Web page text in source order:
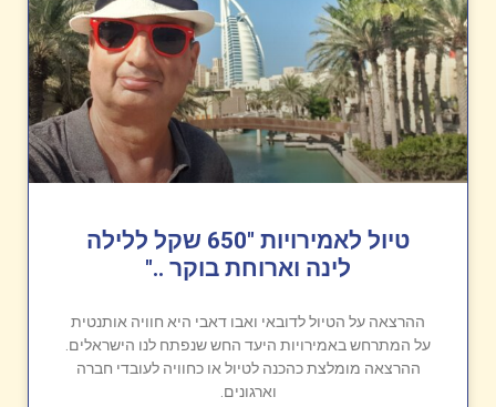
טיול לאמירויות "650 שקל ללילה
לינה וארוחת בוקר .."
ההרצאה על הטיול לדובאי ואבו דאבי היא חוויה אותנטית
על המתרחש באמירויות היעד החש שנפתח לנו הישראלים.
ההרצאה מומלצת כהכנה לטיול או כחוויה לעובדי חברה
וארגונים.